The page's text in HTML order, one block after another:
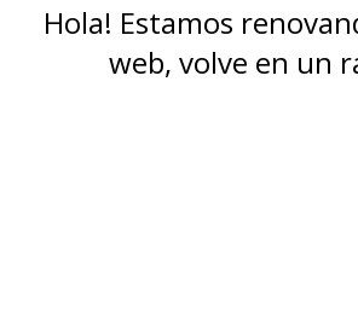
Hola! Estamos
web, volve en un